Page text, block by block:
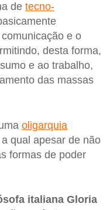
de tecno-
e o
desta forma,
e ao trabalho,
das massas
oligarquia
qual apesar de não
formas de poder
italiana Gloria